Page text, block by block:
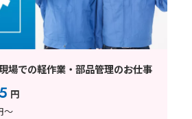
場での軽作業・部品管理のお仕事
円
～